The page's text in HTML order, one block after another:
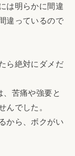
は明らかに間違
違っているので
ら絶対にダメだ
苦痛や強要と
んでした。
から、ボクがい